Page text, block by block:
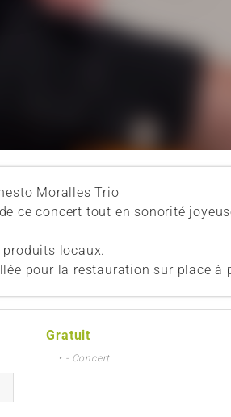
Moralles Trio
ce concert tout en sonorité
produits locaux.
pour la restauration sur place à
Gratuit
• - Concert